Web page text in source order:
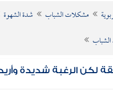
مشكلات الشباب
شدة الشهوة
لكن الرغبة شديدة